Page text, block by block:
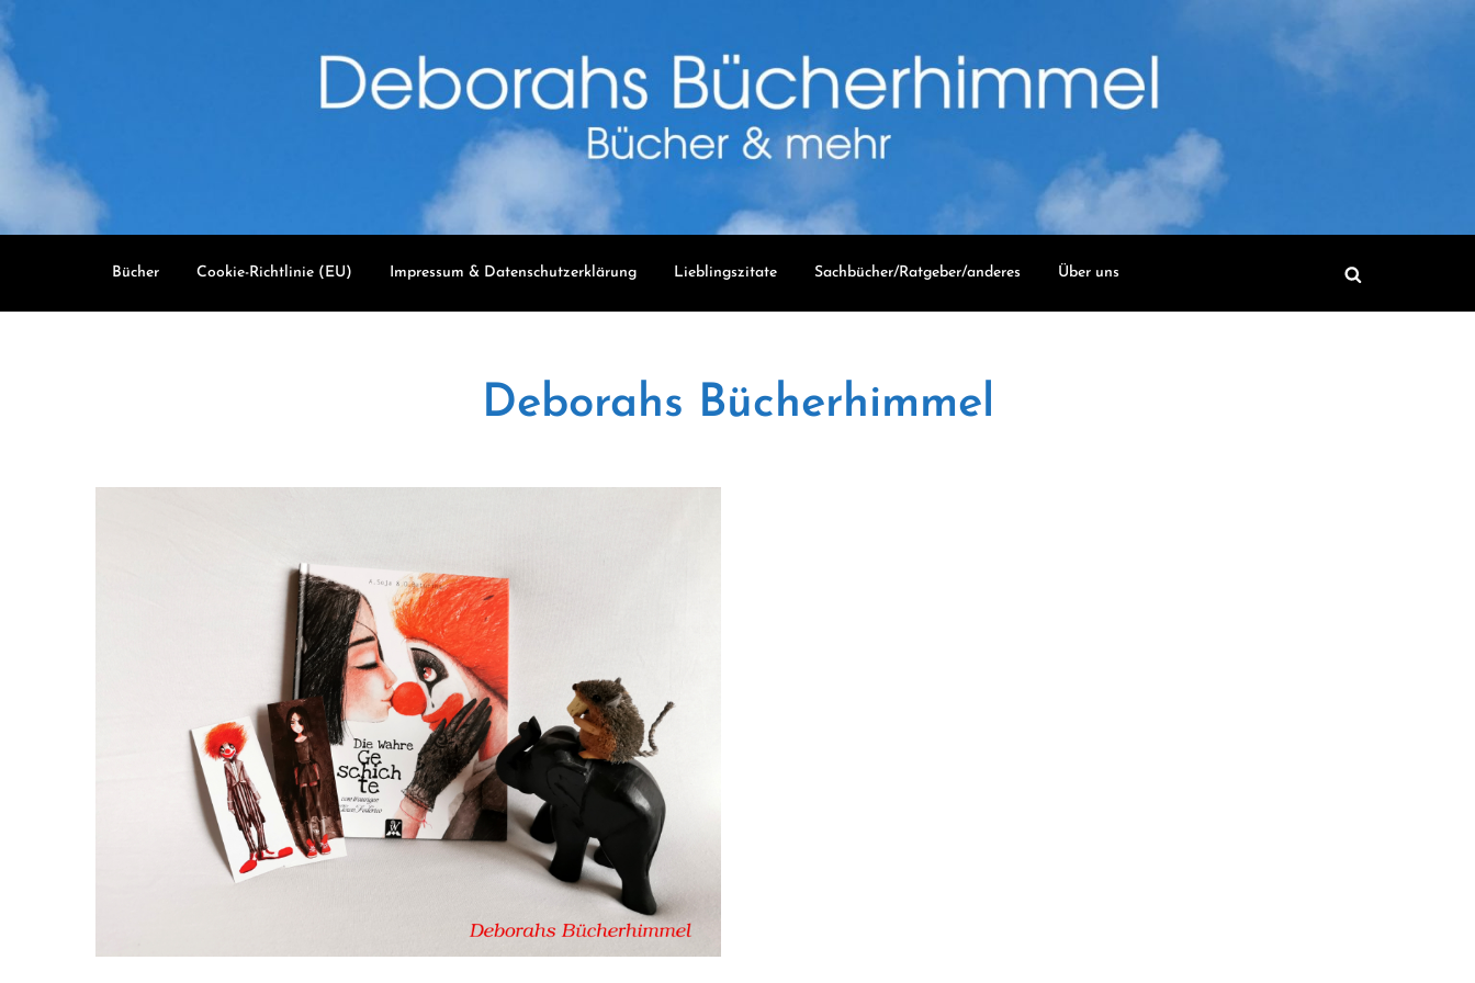
content
Bücher Cookie-Richtlinie (EU) Impressum & Datenschutzerklärung Lieblingszitate Sachbücher/Ratgeber/anderes Über uns
Deborahs Bücherhimmel